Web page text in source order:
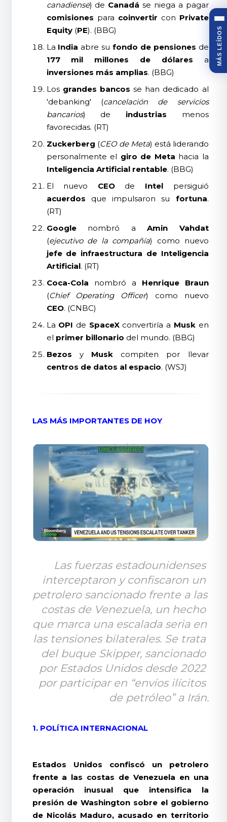
canadiense) de Canadá se niega a pagar
comisiones para coinvertir con Private
Equity(PE). (BBG)
La India abre su fondo de pensiones de
177 mil millones de dólares a
inversiones más amplias. (BBG)
Los grandes bancos se han dedicado al
'debanking' (cancelación de servicios
bancarios) de industrias menos
favorecidas. (RT)
Zuckerberg (CEO de Meta) está liderando
personalmente el giro de Meta hacia la
Inteligencia Artificial rentable. (BBG)
El nuevo CEOde Intelpersiguió
acuerdos que impulsaron su fortuna.
(RT)
Googlenombró aAmin Vahdat
(ejecutivo de la compañía) como nuevo
jefe de infraestructura de Inteligencia
Artificial. (RT)
Coca-Cola nombró a Henrique Braun
(Chief Operating Officer) como nuevo
CEO. (CNBC)
La OPI de SpaceXconvertiría a Musken
el primer billonario del mundo. (BBG)
Bezos y Muskcompiten por llevar
centros de datos al espacio. (WSJ)
LAS MÁS IMPORTANTES DE HOY
Las fuerzas estadounidenses
interceptaron y confiscaron un
petrolero sancionado frente a las
costas de Venezuela, un hecho
que marca una escalada seria en
las tensiones bilaterales. Se trata
del buque Skipper, sancionado
por Estados Unidos desde 2022
por participar en “envíos ilícitos
de petróleo” a Irán.
1. POLÍTICA INTERNACIONAL
Estados Unidos confiscó un petrolero
frente a las costas de Venezuela en una
operación inusual que intensifica la
presión de Washington sobre el gobierno
de Nicolás Maduro, acusado en territorio
MÁS LEÍDOS